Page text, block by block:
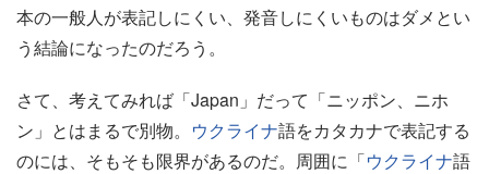
本の一般人が表記しにくい、発音しにくいものはダメとい
う結論になったのだろう。
さて、考えてみれば「Japan」だって「ニッポン、ニホ
ン」とはまるで別物。 ウクライナ語をカタカナで表記する
のには、そもそも限界があるのだ。周囲に「ウクライナ語